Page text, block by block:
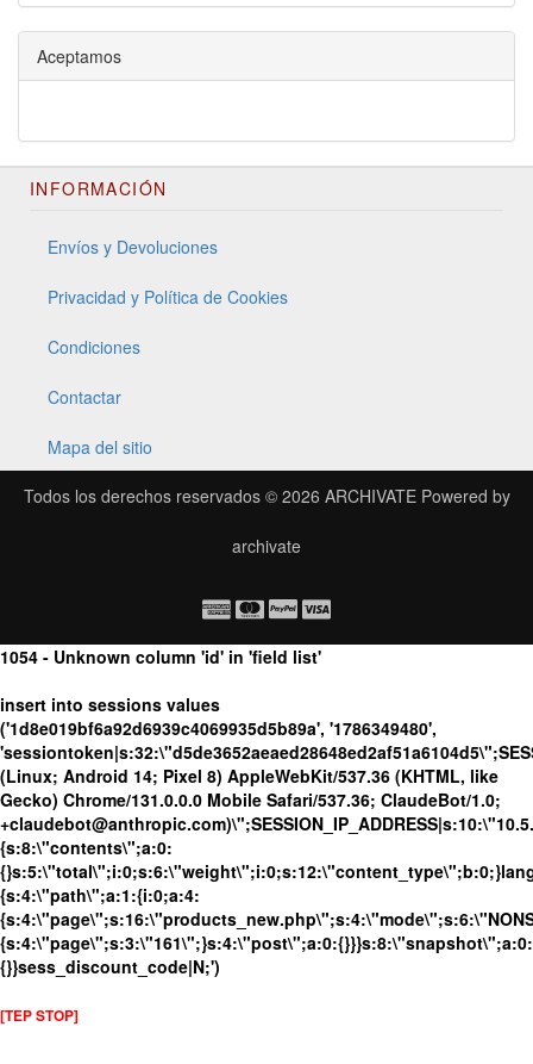
Aceptamos
INFORMACIÓN
Envíos y Devoluciones
Privacidad y Política de Cookies
Condiciones
Contactar
Mapa del sitio
Todos los derechos reservados © 2026 ARCHIVATEPowered by
archivate
1054 - Unknown column 'id' in 'field list'
insert into sessions values
('1d8e019bf6a92d6939c4069935d5b89a', '1786349480',
(Linux; Android 14; Pixel 8) AppleWebKit/537.36 (KHTML, like
Gecko) Chrome/131.0.0.0 Mobile Safari/537.36; ClaudeBot/1.0;
{s:8:\"contents\";a:0:
{s:4:\"path\";a:1:{i:0;a:4:
{s:4:\"page\";s:3:\"161\";}s:4:\"post\";a:0:{}}}s:8:\"snapshot\";a:0:
{}}sess_discount_code|N;')
[TEP STOP]